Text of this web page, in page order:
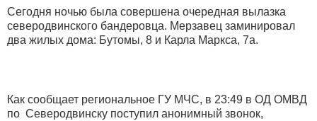
Сегодня ночью была совершена очередная вылазка
северодвинского бандеровца. Мерзавец заминировал
два жилых дома: Бутомы, 8 и Карла Маркса, 7а.
Как сообщает региональное ГУ МЧС, в 23:49 в ОД ОМВД
по Северодвинску поступил анонимный звонок,